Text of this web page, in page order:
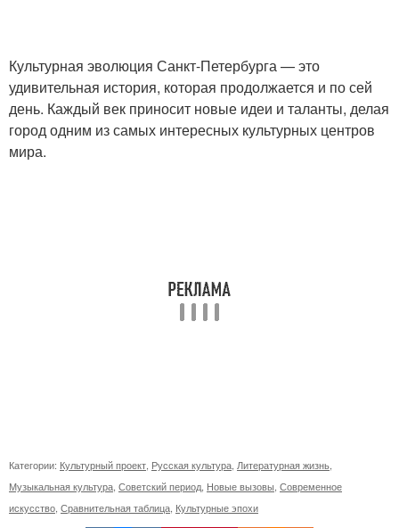
Культурная эволюция Санкт-Петербурга — это
удивительная история, которая продолжается и по сей
день. Каждый век приносит новые идеи и таланты, делая
город одним из самых интересных культурных центров
мира.
Категории: Культурный проект Русская культура Литературная жизнь
Музыкальная культура Советский период Новые вызовы Современное
искусство Сравнительная таблица Культурные эпохи